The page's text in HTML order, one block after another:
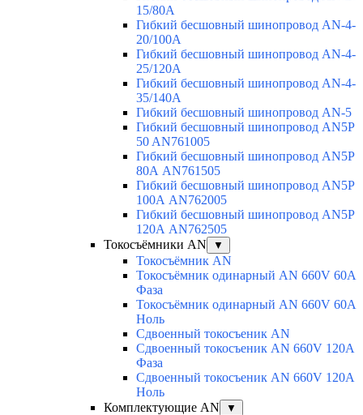
15/80A
Гибкий бесшовный шинопровод AN-4-
20/100A
Гибкий бесшовный шинопровод AN-4-
25/120A
Гибкий бесшовный шинопровод AN-4-
35/140A
Гибкий бесшовный шинопровод AN-5
Гибкий бесшовный шинопровод AN5P
50 AN761005
Гибкий бесшовный шинопровод AN5P
80А AN761505
Гибкий бесшовный шинопровод AN5P
100А AN762005
Гибкий бесшовный шинопровод AN5P
120А AN762505
Токосъёмники AN
▼
Токосъёмник AN
Токосъёмник одинарный AN 660V 60A
Фаза
Токосъёмник одинарный AN 660V 60A
Ноль
Сдвоенный токосъеник AN
Сдвоенный токосъеник AN 660V 120A
Фаза
Сдвоенный токосъеник AN 660V 120A
Ноль
Комплектующие AN
▼